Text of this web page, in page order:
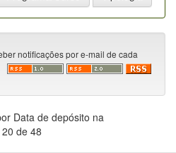
notificações por e-mail de cada
Data de depósito na
de 48